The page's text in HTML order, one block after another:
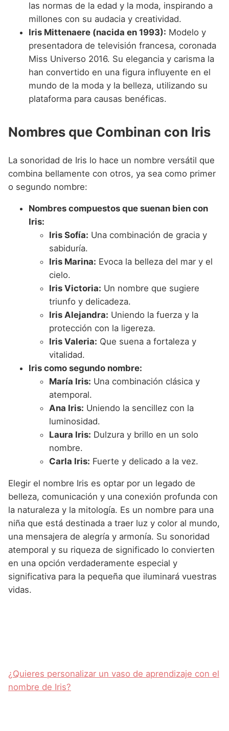
las normas de la edad y la moda, inspirando a
millones con su audacia y creatividad.
Iris Mittenaere (nacida en 1993): Modelo y
presentadora de televisión francesa, coronada
Miss Universo 2016. Su elegancia y carisma la
han convertido en una figura influyente en el
mundo de la moda y la belleza, utilizando su
plataforma para causas benéficas.
Nombres que Combinan con Iris
La sonoridad de Iris lo hace un nombre versátil que
combina bellamente con otros, ya sea como primer
o segundo nombre:
Nombres compuestos que suenan bien con
Iris:
Iris Sofía: Una combinación de gracia y
sabiduría.
Iris Marina: Evoca la belleza del mar y el
cielo.
Iris Victoria: Un nombre que sugiere
triunfo y delicadeza.
Iris Alejandra: Uniendo la fuerza y la
protección con la ligereza.
Iris Valeria: Que suena a fortaleza y
vitalidad.
Iris como segundo nombre:
María Iris: Una combinación clásica y
atemporal.
Ana Iris: Uniendo la sencillez con la
luminosidad.
Laura Iris: Dulzura y brillo en un solo
nombre.
Carla Iris: Fuerte y delicado a la vez.
Elegir el nombre Iris es optar por un legado de
belleza, comunicación y una conexión profunda con
la naturaleza y la mitología. Es un nombre para una
niña que está destinada a traer luz y color al mundo,
una mensajera de alegría y armonía. Su sonoridad
atemporal y su riqueza de significado lo convierten
en una opción verdaderamente especial y
significativa para la pequeña que iluminará vuestras
vidas.
¿Quieres personalizar un vaso de aprendizaje con el
nombre de Iris?